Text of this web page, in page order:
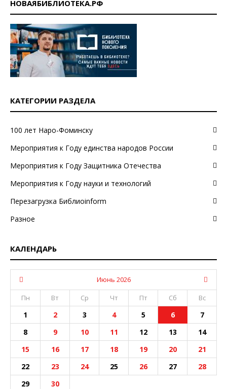
НОВАЯБИБЛИОТЕКА.РФ
КАТЕГОРИИ РАЗДЕЛА
100 лет Наро-Фоминску
Мероприятия к Году единства народов России
Мероприятия к Году Защитника Отечества
Мероприятия к Году науки и технологий
Перезагрузка Библиоinform
Разное
КАЛЕНДАРЬ
Июнь 2026
Пн
Вт Ср Чт Пт Сб Вс
1 2 3 4 5 6
7
8
9 10 11 12 13
14
15
16 17 18 19 20
21
22
23 24 25 26 27
28
29
30